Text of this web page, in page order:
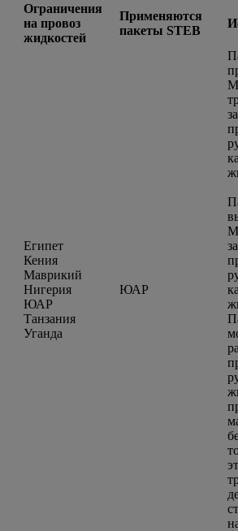
Ограничения
на провоз
жидкостей
Применяются
пакеты STEB
Египет
Кения
Маврикий
Нигерия
ЮАР
Танзания
Уганда
ЮАР